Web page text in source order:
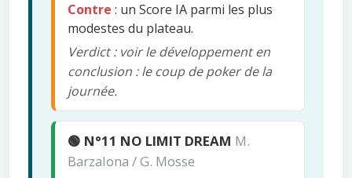
Contre : un Score IA parmi les plus
modestes du plateau.
Verdict : voir le développement en
conclusion : le coup de poker de la
journée.
🟢 N°11 NO LIMIT DREAM M.
Barzalona / G. Mosse